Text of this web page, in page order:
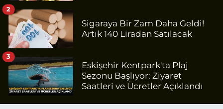
Sigaraya Bir Zam Daha Geldi!
Artık 140 Liradan Satılacak
2
Eskişehir Kentpark'ta Plaj
Sezonu Başlıyor: Ziyaret
Saatleri ve Ücretler Açıklandı
3